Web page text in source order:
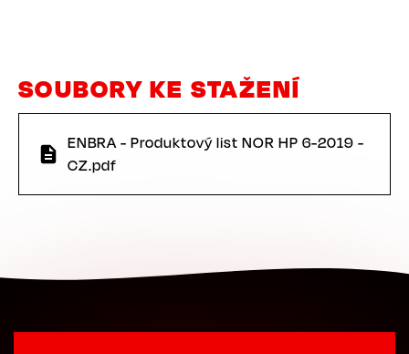
SOUBORY KE STAŽENÍ
ENBRA - Produktový list NOR HP 6-2019 -
CZ.pdf